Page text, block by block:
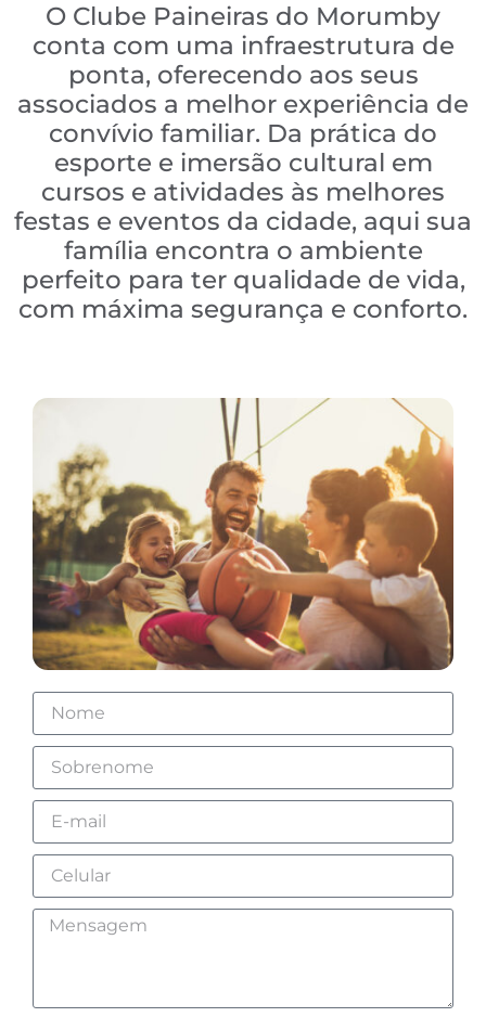
O Clube Paineiras do Morumby
conta com uma infraestrutura de
ponta, oferecendo aos seus
associados a melhor experiência de
convívio familiar. Da prática do
esporte e imersão cultural em
cursos e atividades às melhores
festas e eventos da cidade, aqui sua
família encontra o ambiente
perfeito para ter qualidade de vida,
com máxima segurança e conforto.